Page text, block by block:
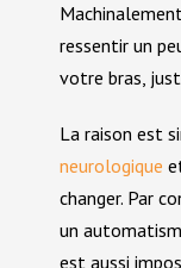
Fausse couche,
Endométriose et
ressentir un
votre bras,
La raison est
neurologique
changer. Par
un
est aussi